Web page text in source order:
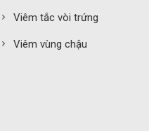
Viêm tắc vòi trứng
Viêm vùng chậu